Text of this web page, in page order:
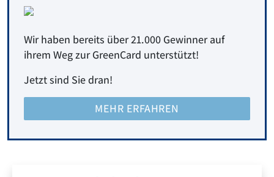
Wir haben bereits über 21.000 Gewinner auf
ihrem Weg zur GreenCard unterstützt!
Jetzt sind Sie dran!
MEHR ERFAHREN